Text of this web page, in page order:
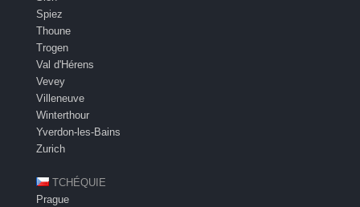
Spiez
Thoune
Trogen
Val d'Hérens
Vevey
Villeneuve
Winterthour
Yverdon-les-Bains
Zurich
TCHÉQUIE
Prague